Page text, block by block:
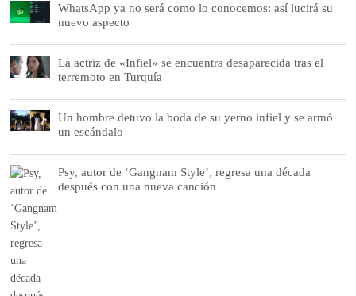
WhatsApp ya no será como lo conocemos: así lucirá su
nuevo aspecto
La actriz de «Infiel» se encuentra desaparecida tras el
terremoto en Turquía
Un hombre detuvo la boda de su yerno infiel y se armó
un escándalo
Psy, autor de ‘Gangnam Style’, regresa una década
después con una nueva canción